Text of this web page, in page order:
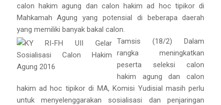
calon hakim agung dan calon hakim ad hoc tipikor di
Mahkamah Agung yang potensial di beberapa daerah
yang memiliki banyak bakal calon.
Tamsis (18/2) Dalam
rangka meningkatkan
peserta seleksi calon
hakim agung dan calon
hakim ad hoc tipikor di MA, Komisi Yudisial masih perlu
untuk menyelenggarakan sosialisasi dan penjaringan